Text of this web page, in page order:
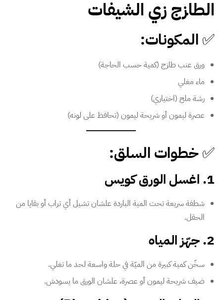
الطازج زي الشيفات
✅ المكونات:
ورق عنب طازج (كمية حسب الحاجة)
ماء مغلي
رشة ملح (اختياري)
عصرة ليمون أو شريحة ليمون (تحافظ على لونه)
✅خطوات السلق:
1. اغسل الورق كويس
شطفة سريعة تحت المية الباردة علشان تشيل أي تراب أو بقايا من
الحقل.
2. جهّز المياه
سخّن كمية كبيرة من الميّة في حلة واسعة لحد ما تغلي.
ضيف شريحة ليمون أو عصرة، علشان الورق ما يسودش.